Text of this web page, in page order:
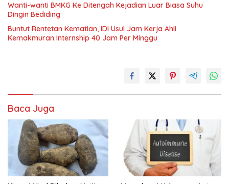
Wanti-wanti BMKG Ke Ditengah Kejadian Luar Biasa Suhu
Dingin Bediding
Buntut Rentetan Kematian, IDI Usul Jam Kerja Ahli
Kemakmuran Internship 40 Jam Per Minggu
Baca Juga